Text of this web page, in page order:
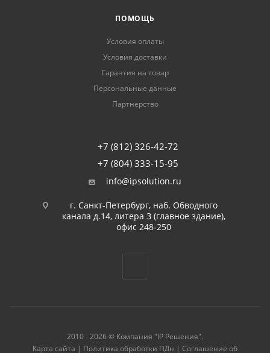
ПОМОЩЬ
Условия оплаты
Условия доставки
Гарантия на товар
Персональные данные
Партнерство
+7 (812) 326-42-72
+7 (804) 333-15-95
info@ipsolution.ru
г. Санкт-Петербург, наб. Обводного
канала д.14, литера З (главное здание),
офис 248-250
2010 - 2026 © Компания "IP Решения".
Карта сайта | Политика обработки ПДн | Соглашение об